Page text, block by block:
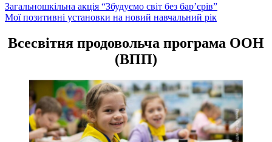
Навігація
записів
Загальношкільна акція “Збудуємо світ без бар’єрів”
Мої позитивні установки на новий навчальний рік
Всесвітня продовольча програма ООН
(ВПП)